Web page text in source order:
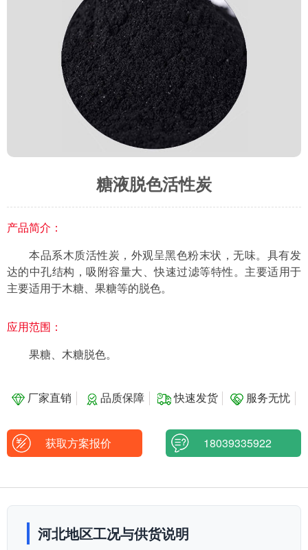
糖液脱色活性炭
产品简介：
本品系木质活性炭，外观呈黑色粉末状，无味。具有发
达的中孔结构，吸附容量大、快速过滤等特性。主要适用于
主要适用于木糖、果糖等的脱色。
应用范围：
果糖、木糖脱色。
厂家直销 品质保障 快速发货 服务无忧
获取方案报价 18039335922
河北地区工况与供货说明